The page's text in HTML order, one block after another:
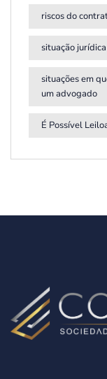
riscos do
situação
situações em
um advogado
É Possível